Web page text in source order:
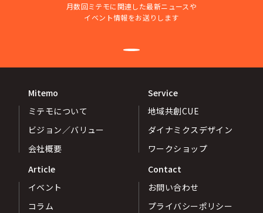
月数回ミテモに関連した最新ニュースや
イベント情報をお送りします
Mitemo
ミテモについて
ビジョン／バリュー
会社概要
Service
地域共創CUE
ダイナミクスデザイン
ワークショップ
Article
イベント
コラム
Contact
お問い合わせ
プライバシーポリシー